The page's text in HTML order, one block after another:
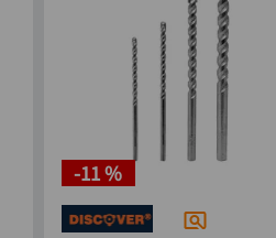
-11 %